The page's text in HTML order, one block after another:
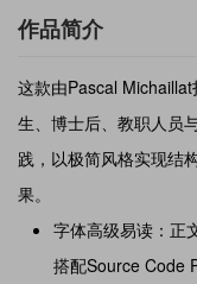
作品简介
这款由Pascal Michaillat
生、博士后、教职人员
践，以极简风格实现结
果。
字体高级易读：正
搭配Source Code